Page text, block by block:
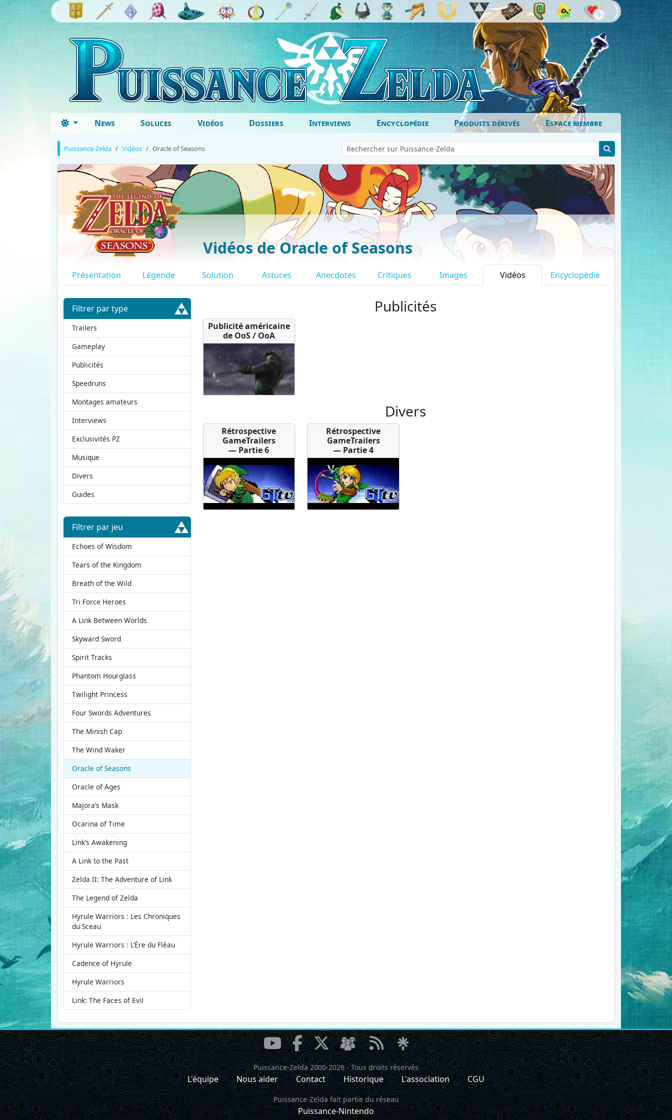
News Soluces Vidéos Dossiers Interviews Encyclopédie Produits dérivés Espace membre
Puissance-Zelda Vidéos Oracle of Seasons
Vidéos de Oracle of Seasons
Présentation Légende Solution Astuces Anecdotes Critiques Images Vidéos Encyclopédie
Filtrer par type
Trailers
Gameplay
Publicités
Speedruns
Montages amateurs
Interviews
Exclusivités PZ
Musique
Divers
Guides
Filtrer par jeu
Echoes of Wisdom
Tears of the Kingdom
Breath of the Wild
Tri Force Heroes
A Link Between Worlds
Skyward Sword
Spirit Tracks
Phantom Hourglass
Twilight Princess
Four Swords Adventures
The Minish Cap
The Wind Waker
Oracle of Seasons
Oracle of Ages
Majora’s Mask
Ocarina of Time
Link’s Awakening
A Link to the Past
Zelda II: The Adventure of Link
The Legend of Zelda
Hyrule Warriors : Les Chroniques
du Sceau
Hyrule Warriors : L’Ère du Fléau
Cadence of Hyrule
Hyrule Warriors
Link: The Faces of Evil
Publicités
Publicité américaine
de OoS / OoA
Divers
Rétrospective
GameTrailers
— Partie 6
Rétrospective
GameTrailers
— Partie 4
Puissance-Zelda 2000-2026- Tous droits réservés
L'équipe Nous aider Contact Historique L'association CGU
Puissance-Zelda fait partie du réseau
Puissance-Nintendo